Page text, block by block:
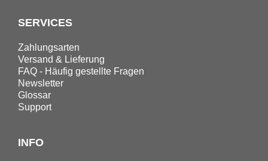
SERVICES
Zahlungsarten
Versand & Lieferung
FAQ - Häufig gestellte Fragen
Newsletter
Glossar
Support
INFO